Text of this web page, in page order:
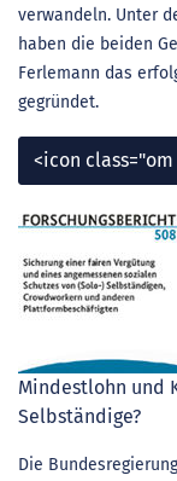
verwandeln. Unter
haben die beiden
Ferlemann das
gegründet.
<icon
Mindestlohn und
Selbständige?
Die